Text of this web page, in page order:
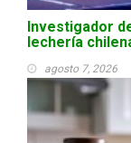
Investigador
lechería
agosto 7, 2026